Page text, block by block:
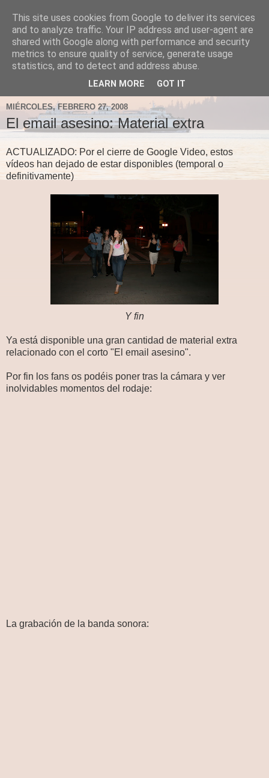
Fergus el Destructor
Blog sobre lo que le apetece escribir a Fergus, en el caso
de que le apetezca escribir.
MIÉRCOLES, FEBRERO 27, 2008
El email asesino: Material extra
ACTUALIZADO: Por el cierre de Google Video, estos
vídeos han dejado de estar disponibles (temporal o
definitivamente)
Y fin
Ya está disponible una gran cantidad de material extra
relacionado con el corto "El email asesino".
Por fin los fans os podéis poner tras la cámara y ver
inolvidables momentos del rodaje:
La grabación de la banda sonora:
This site uses cookies from Google to deliver its services
and to analyze traffic. Your IP address and user-agent are
shared with Google along with performance and security
metrics to ensure quality of service, generate usage
statistics, and to detect and address abuse.
LEARN MORE GOT IT